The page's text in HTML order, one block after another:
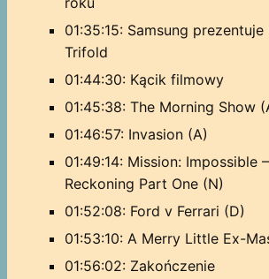
01:35:15: Samsung prezentuje
Trifold
01:44:30: Kącik filmowy
01:45:38: The Morning Show
01:46:57: Invasion (A)
01:49:14: Mission: Impossible
Reckoning Part One (N)
01:52:08: Ford v Ferrari (D)
01:53:10: A Merry Little Ex-
01:56:02: Zakończenie